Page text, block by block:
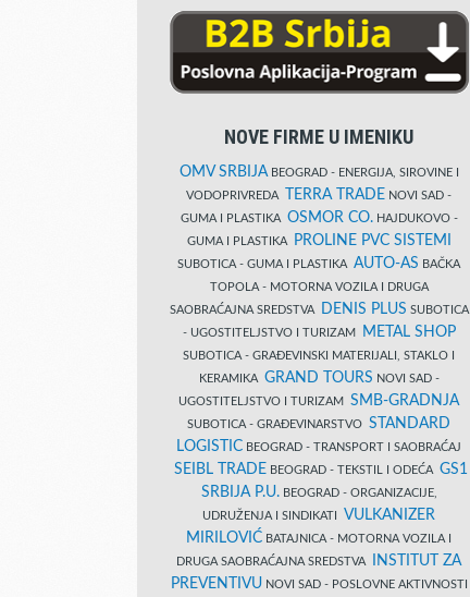
NOVE FIRME U IMENIKU
OMV SRBIJABEOGRAD - ENERGIJA, SIROVINE I
VODOPRIVREDA
TERRA TRADE NOVI SAD -
GUMA I PLASTIKA OSMOR CO.HAJDUKOVO -
GUMA I PLASTIKA
PROLINE PVC SISTEMI
SUBOTICA - GUMA I PLASTIKA AUTO-AS BAČKA
TOPOLA - MOTORNA VOZILA I DRUGA
SAOBRAĆAJNA SREDSTVA
DENIS PLUS SUBOTICA
- UGOSTITELJSTVO I TURIZAM
METAL SHOP
SUBOTICA - GRAĐEVINSKI MATERIJALI, STAKLO I
KERAMIKA GRAND TOURS NOVI SAD -
UGOSTITELJSTVO I TURIZAM SMB-GRADNJA
SUBOTICA - GRAĐEVINARSTVO STANDARD
LOGISTIC BEOGRAD - TRANSPORT I SAOBRAĆAJ
SEIBL TRADE BEOGRAD - TEKSTIL I ODEĆA GS1
SRBIJA P.U.BEOGRAD - ORGANIZACIJE,
UDRUŽENJA I SINDIKATI VULKANIZER
MIRILOVIĆ BATAJNICA - MOTORNA VOZILA I
DRUGA SAOBRAĆAJNA SREDSTVA
INSTITUT ZA
PREVENTIVUNOVI SAD - POSLOVNE AKTIVNOSTI